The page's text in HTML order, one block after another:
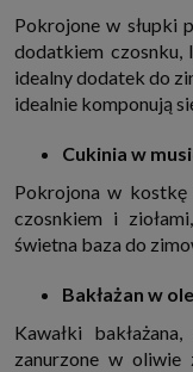
Pokrojone w słupki
dodatkiem czosnku,
idealny dodatek do
idealnie komponują
Cukinia w
Pokrojona w kostkę
czosnkiem i
świetna baza do
Bakłażan w
Kawałki
zanurzone w